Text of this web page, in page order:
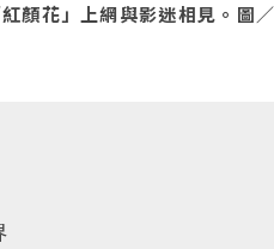
顏花」上網與影迷相見。